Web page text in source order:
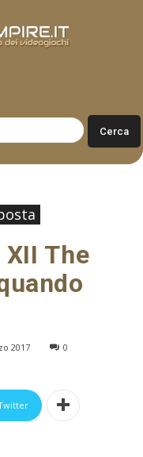
The
2017 0